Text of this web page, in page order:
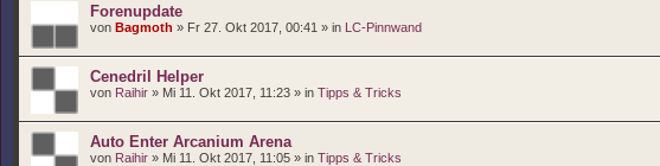
Forenupdate
von Bagmoth » Fr 27. Okt 2017, 00:41 » in LC-Pinnwand
Cenedril Helper
von Raihir » Mi 11. Okt 2017, 11:23 » in Tipps & Tricks
Auto Enter Arcanium Arena
von Raihir » Mi 11. Okt 2017, 11:05 » in Tipps & Tricks